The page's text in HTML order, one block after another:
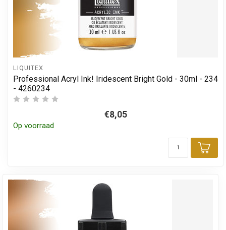
LIQUITEX
Professional Acryl Ink! Iridescent Bright Gold - 30ml - 234
- 4260234
€8,05
Op voorraad